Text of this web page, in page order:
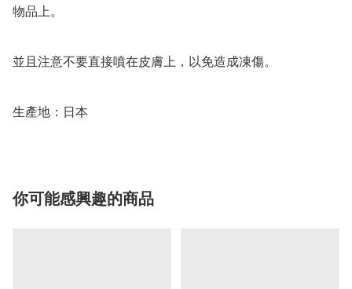
物品上。
並且注意不要直接噴在皮膚上，以免造成凍傷。
生產地：日本
你可能感興趣的商品